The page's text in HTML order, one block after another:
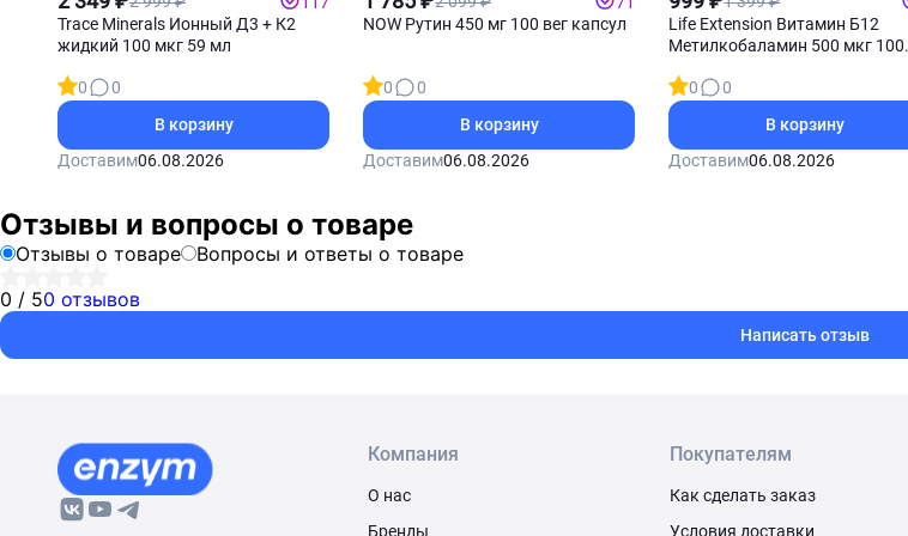
Trace Minerals Ионный Д3 + К2
жидкий 100 мкг 59 мл
0
0
В корзину
Доставим06.08.2026
NOW Рутин 450 мг 100 вег капсул
0
0
В корзину
Доставим06.08.2026
Life Extension Витамин Б12
Метилкобаламин 500 мкг 100
0
0
В корзину
Доставим06.08.2026
Отзывы и вопросы о товаре
Отзывы о товаре
Вопросы и ответы о товаре
0 / 50 отзывов
Написать отзыв
Компания
О нас
Бренды
Покупателям
Как сделать заказ
Условия доставки